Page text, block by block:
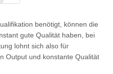
benötigt, können die
gute Qualität haben, bei
lohnt sich also für
Output und konstante Qualität